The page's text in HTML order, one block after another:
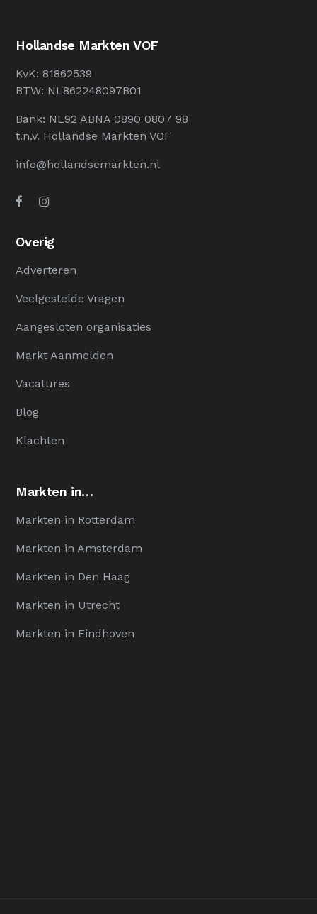
Hollandse Markten VOF
KvK: 81862539
BTW: NL862248097B01
Bank: NL92 ABNA 0890 0807 98
t.n.v. Hollandse Markten VOF
info@hollandsemarkten.nl
Overig
Adverteren
Veelgestelde Vragen
Aangesloten organisaties
Markt Aanmelden
Vacatures
Blog
Klachten
Markten in…
Markten in Rotterdam
Markten in Amsterdam
Markten in Den Haag
Markten in Utrecht
Markten in Eindhoven